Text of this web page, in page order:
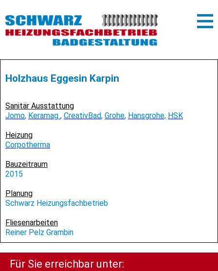
Holzhaus Eggesin Karpin
Sanitär Ausstattung
Jomo, Keramag , CreativBad, Grohe, Hansgrohe, HSK
Heizung
Corpotherma
Bauzeitraum
2015
Planung
Schwarz Heizungsfachbetrieb
Fliesenarbeiten
Reiner Pelz Grambin
Für Sie erreichbar unter: